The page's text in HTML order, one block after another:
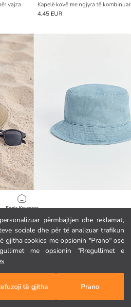
përmbajtjen dhe reklamat,
sociale dhe për të analizuar trafikun
gjitha cookies me opsionin "Prano" ose
me opsionin "Rregullimet e
të gjitha Prano
Faqja Kryesore
Kategoritë
Shporta Ime
vajza
4.45 EUR
Kapelë kovë xhinse për meshkuj me qëndisje
Kapelë kovë për burra
7.95 EUR